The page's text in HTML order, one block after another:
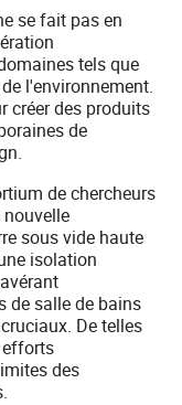
se fait pas en
tels que
l'environnement.
créer des produits
de
de chercheurs
sous vide haute
isolation
de salle de bains
De telles
des